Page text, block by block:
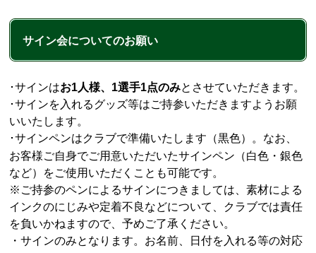
サイン会についてのお願い
･サインはお1人様、1選手1点のみとさせていただきます。
･サインを入れるグッズ等はご持参いただきますようお願
いいたします。
･サインペンはクラブで準備いたします（黒色）。なお、
お客様ご自身でご用意いただいたサインペン（白色・銀色
など）をご使用いただくことも可能です。
※ご持参のペンによるサインにつきましては、素材による
インクのにじみや定着不良などについて、クラブでは責任
を負いかねますので、予めご了承ください。
・サインのみとなります。お名前、日付を入れる等の対応